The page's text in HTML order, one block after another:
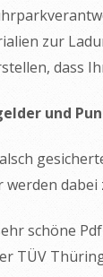
zur
dass
und
werden
schöne
TÜV